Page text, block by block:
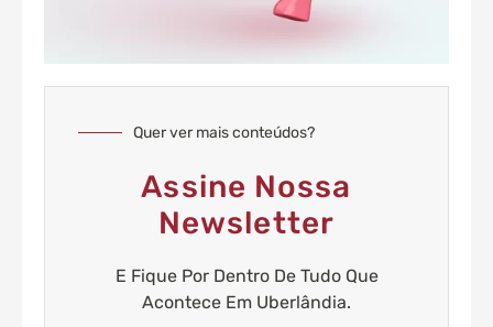
Quer ver mais conteúdos?
Assine Nossa
Newsletter
E Fique Por Dentro De Tudo Que
Acontece Em Uberlândia.